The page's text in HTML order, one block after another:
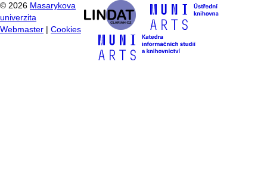
© 2026 Masarykova
univerzita
Webmaster
Cookies